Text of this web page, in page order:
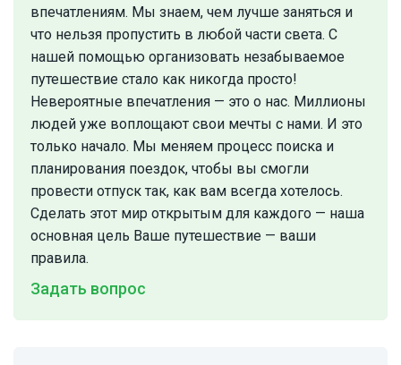
впечатлениям. Мы знаем, чем лучше заняться и
что нельзя пропустить в любой части света. С
нашей помощью организовать незабываемое
путешествие стало как никогда просто!
Невероятные впечатления — это о нас. Миллионы
людей уже воплощают свои мечты с нами. И это
только начало. Мы меняем процесс поиска и
планирования поездок, чтобы вы смогли
провести отпуск так, как вам всегда хотелось.
Сделать этот мир открытым для каждого — наша
основная цель Ваше путешествие — ваши
правила.
Задать вопрос